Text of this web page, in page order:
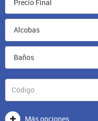
Más opciones